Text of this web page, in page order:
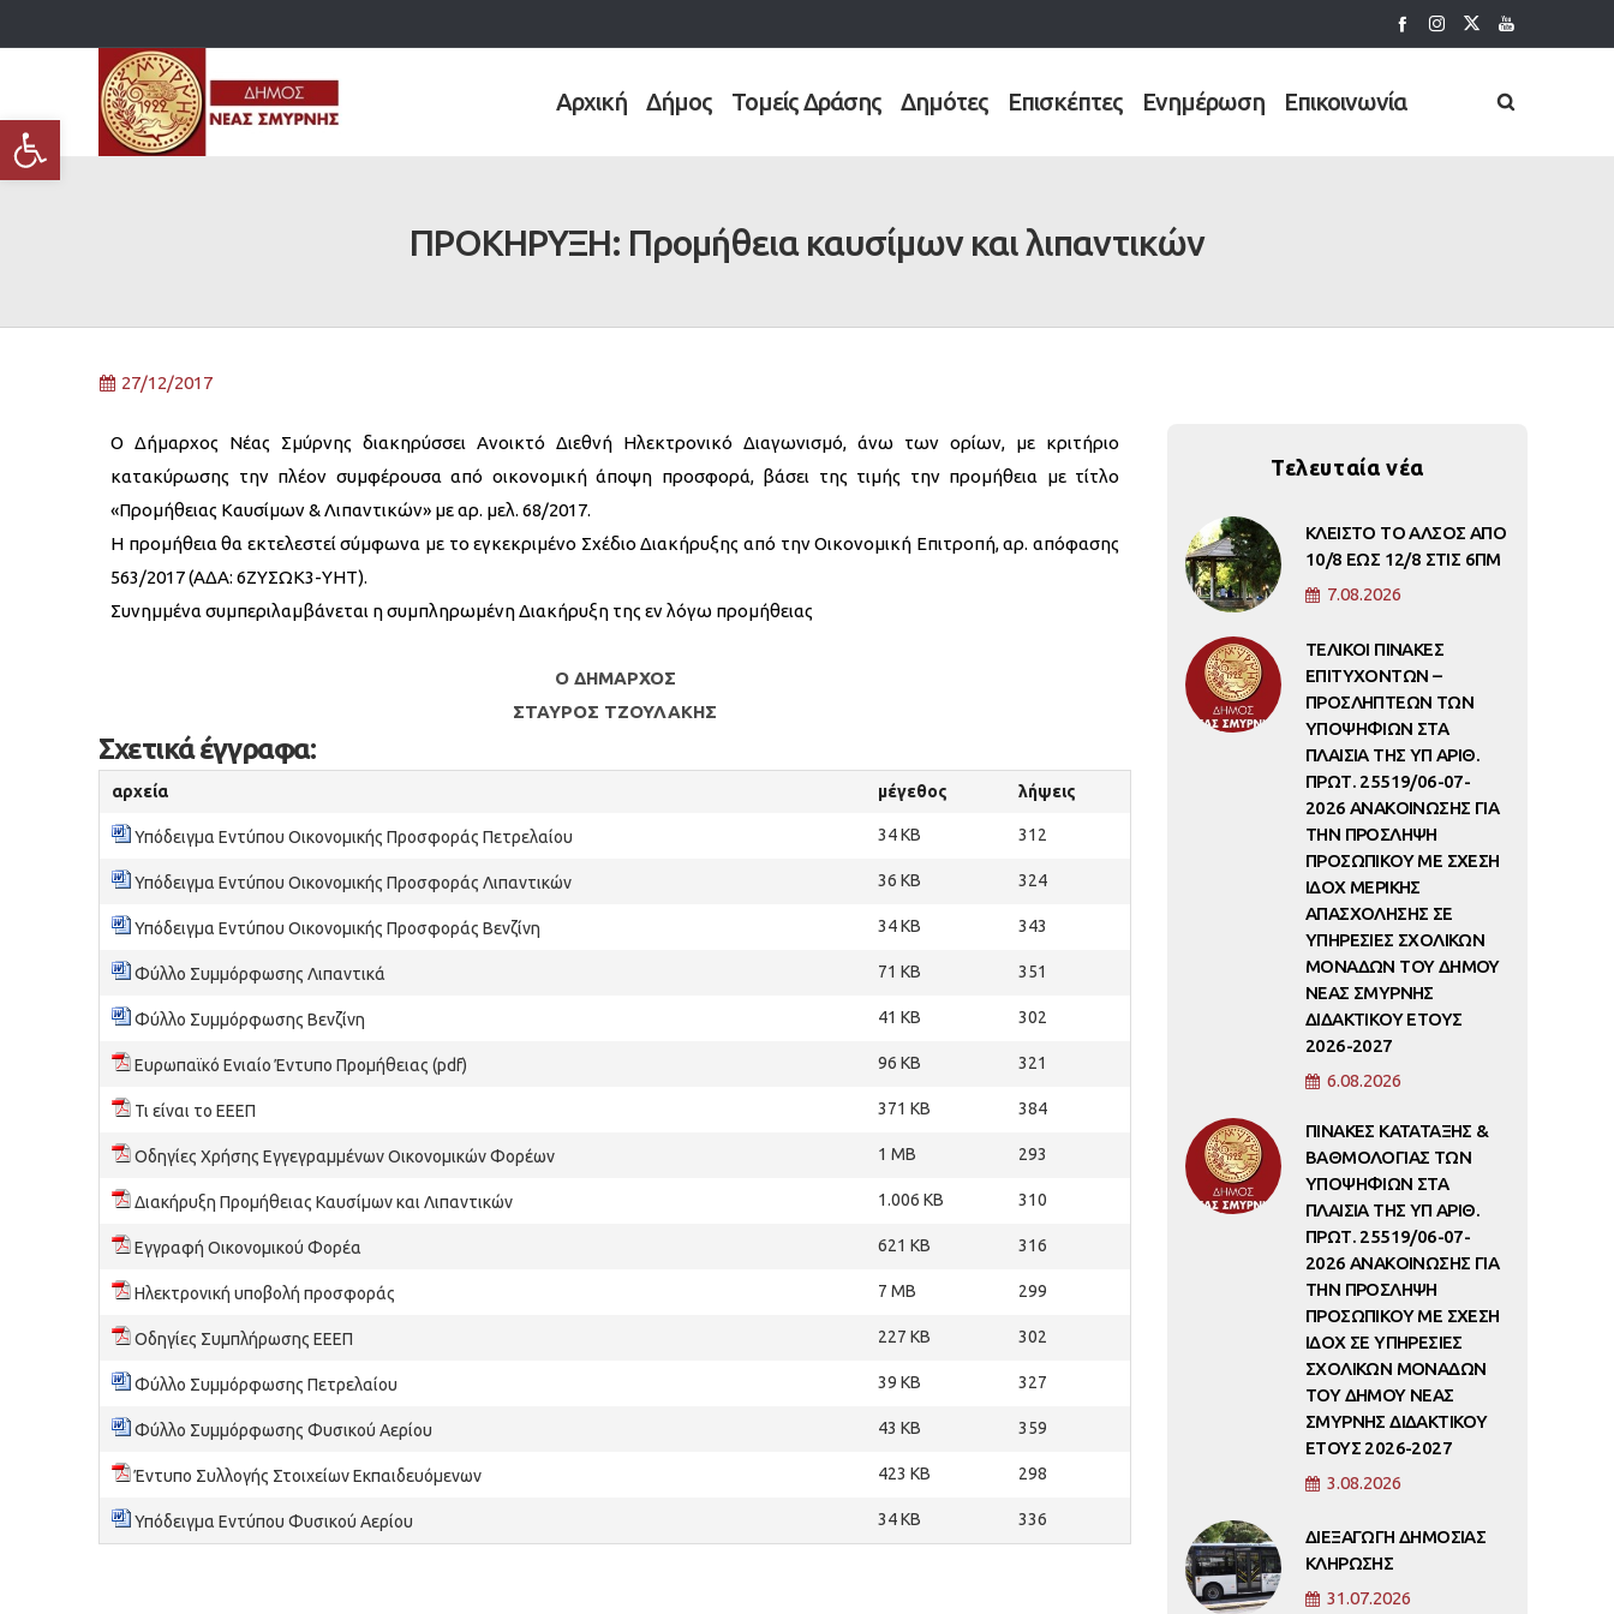
Ανοίξτε τη γραμμή εργαλείων
Αρχική Δήμος Τομείς Δράσης Δημότες Επισκέπτες Ενημέρωση Επικοινωνία
ΠΡΟΚΗΡΥΞΗ: Προμήθεια καυσίμων και λιπαντικών
27/12/2017
Ο Δήμαρχος Νέας Σμύρνης διακηρύσσει Ανοικτό Διεθνή Ηλεκτρονικό Διαγωνισμό, άνω των ορίων, με κριτήριο
κατακύρωσης την πλέον συμφέρουσα από οικονομική άποψη προσφορά, βάσει της τιμής την προμήθεια με τίτλο
«Προμήθειας Καυσίμων & Λιπαντικών» με αρ. μελ. 68/2017.
H προμήθεια θα εκτελεστεί σύμφωνα με το εγκεκριμένο Σχέδιο Διακήρυξης από την Οικονομική Επιτροπή, αρ. απόφασης
563/2017 (ΑΔΑ: 6ΖΥΣΩΚ3-ΥΗΤ).
Συνημμένα συμπεριλαμβάνεται η συμπληρωμένη Διακήρυξη της εν λόγω προμήθειας
Ο ΔΗΜΑΡΧΟΣ
ΣΤΑΥΡΟΣ ΤΖΟΥΛΑΚΗΣ
Σχετικά έγγραφα:
αρχεία μέγεθος λήψεις
Υπόδειγμα Εντύπου Οικονομικής Προσφοράς Πετρελαίου 34 KB 312
Υπόδειγμα Εντύπου Οικονομικής Προσφοράς Λιπαντικών 36 KB 324
Υπόδειγμα Εντύπου Οικονομικής Προσφοράς Βενζίνη 34 KB 343
Φύλλο Συμμόρφωσης Λιπαντικά 71 KB 351
Φύλλο Συμμόρφωσης Βενζίνη 41 KB 302
Ευρωπαϊκό Ενιαίο Έντυπο Προμήθειας (pdf) 96 KB 321
Τι είναι το ΕΕΕΠ 371 KB 384
Οδηγίες Χρήσης Εγγεγραμμένων Οικονομικών Φορέων 1 MB 293
Διακήρυξη Προμήθειας Καυσίμων και Λιπαντικών 1.006 KB 310
Εγγραφή Οικονομικού Φορέα 621 KB 316
Ηλεκτρονική υποβολή προσφοράς 7 MB 299
Οδηγίες Συμπλήρωσης ΕΕΕΠ 227 KB 302
Φύλλο Συμμόρφωσης Πετρελαίου 39 KB 327
Φύλλο Συμμόρφωσης Φυσικού Αερίου 43 KB 359
Έντυπο Συλλογής Στοιχείων Εκπαιδευόμενων 423 KB 298
Υπόδειγμα Εντύπου Φυσικού Αερίου 34 KB 336
Τελευταία νέα
ΚΛΕΙΣΤΟ ΤΟ ΑΛΣΟΣ ΑΠΟ
10/8 ΕΩΣ 12/8 ΣΤΙΣ 6ΠΜ
7.08.2026
ΤΕΛΙΚΟΙ ΠΙΝΑΚΕΣ
ΕΠΙΤΥΧΟΝΤΩΝ –
ΠΡΟΣΛΗΠΤΕΩΝ ΤΩΝ
ΥΠΟΨΗΦΙΩΝ ΣΤΑ
ΠΛΑΙΣΙΑ ΤΗΣ ΥΠ ΑΡΙΘ.
ΠΡΩΤ. 25519/06-07-
2026 ΑΝΑΚΟΙΝΩΣΗΣ ΓΙΑ
ΤΗΝ ΠΡΟΣΛΗΨΗ
ΠΡΟΣΩΠΙΚΟΥ ΜΕ ΣΧΕΣΗ
ΙΔΟΧ ΜΕΡΙΚΗΣ
ΑΠΑΣΧΟΛΗΣΗΣ ΣΕ
ΥΠΗΡΕΣΙΕΣ ΣΧΟΛΙΚΩΝ
ΜΟΝΑΔΩΝ ΤΟΥ ΔΗΜΟΥ
ΝΕΑΣ ΣΜΥΡΝΗΣ
ΔΙΔΑΚΤΙΚΟΥ ΕΤΟΥΣ
2026-2027
6.08.2026
ΠΙΝΑΚΕΣ ΚΑΤΑΤΑΞΗΣ &
ΒΑΘΜΟΛΟΓΙΑΣ ΤΩΝ
ΥΠΟΨΗΦΙΩΝ ΣΤΑ
ΠΛΑΙΣΙΑ ΤΗΣ ΥΠ ΑΡΙΘ.
ΠΡΩΤ. 25519/06-07-
2026 ΑΝΑΚΟΙΝΩΣΗΣ ΓΙΑ
ΤΗΝ ΠΡΟΣΛΗΨΗ
ΠΡΟΣΩΠΙΚΟΥ ΜΕ ΣΧΕΣΗ
ΙΔΟΧ ΣΕ ΥΠΗΡΕΣΙΕΣ
ΣΧΟΛΙΚΩΝ ΜΟΝΑΔΩΝ
ΤΟΥ ΔΗΜΟΥ ΝΕΑΣ
ΣΜΥΡΝΗΣ ΔΙΔΑΚΤΙΚΟΥ
ΕΤΟΥΣ 2026-2027
3.08.2026
ΔΙΕΞΑΓΩΓΗ ΔΗΜΟΣΙΑΣ
ΚΛΗΡΩΣΗΣ
31.07.2026